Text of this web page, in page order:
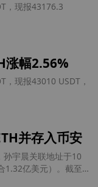
，现报43176.3
涨幅2.56%
，现报43010 USDT，
并存入币安
宇晨关联地址于10
1.32亿美元）。截至